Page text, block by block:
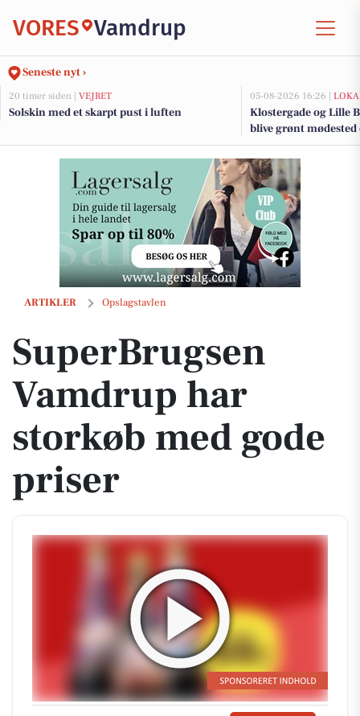
VORES Vamdrup
Seneste nyt ›
20 timer siden | VEJRET
Solskin med et skarpt pust i luften
05-08-2026 16:26 |
Klostergade og Lille
blive grønt
renovering og
ARTIKLER Opslagstavlen
SuperBrugsen Vamdrup har storkøb med gode priser
SuperBrugsen
Vamdrup har
storkøb med gode
priser